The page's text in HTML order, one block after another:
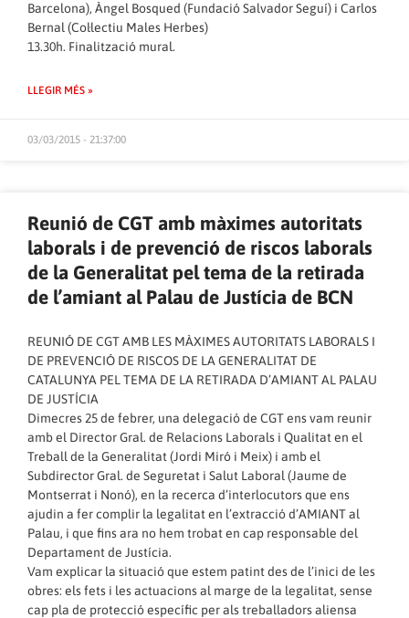
Barcelona), Àngel Bosqued (Fundació Salvador Seguí) i Carlos
Bernal (Col·lectiu Males Herbes)
13.30h. Finalització mural.
LLEGIR MÉS »
03/03/2015 - 21:37:00
Reunió de CGT amb màximes autoritats
laborals i de prevenció de riscos laborals
de la Generalitat pel tema de la retirada
de l’amiant al Palau de Justícia de BCN
REUNIÓ DE CGT AMB LES MÀXIMES AUTORITATS LABORALS I
DE PREVENCIÓ DE RISCOS DE LA GENERALITAT DE
CATALUNYA PEL TEMA DE LA RETIRADA D’AMIANT AL PALAU
DE JUSTÍCIA
Dimecres 25 de febrer, una delegació de CGT ens vam reunir
amb el Director Gral. de Relacions Laborals i Qualitat en el
Treball de la Generalitat (Jordi Miró i Meix) i amb el
Subdirector Gral. de Seguretat i Salut Laboral (Jaume de
Montserrat i Nonó), en la recerca d’interlocutors que ens
ajudin a fer complir la legalitat en l’extracció d’AMIANT al
Palau, i que fins ara no hem trobat en cap responsable del
Departament de Justícia.
Vam explicar la situació que estem patint des de l’inici de les
obres: els fets i les actuacions al marge de la legalitat, sense
cap pla de protecció específic per als treballadors aliensa